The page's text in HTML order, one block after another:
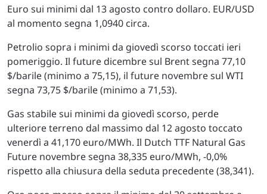
Euro sui minimi dal 13 agosto contro dollaro. EUR/USD
al momento segna 1,0940 circa.
Petrolio sopra i minimi da giovedì scorso toccati ieri
pomeriggio. Il future dicembre sul Brent segna 77,10
$/barile (minimo a 75,15), il future novembre sul WTI
segna 73,75 $/barile (minimo a 71,53).
Gas stabile sui minimi da giovedì scorso, perde
ulteriore terreno dal massimo dal 12 agosto toccato
venerdì a 41,170 euro/MWh. Il Dutch TTF Natural Gas
Future novembre segna 38,335 euro/MWh, -0,0%
rispetto alla chiusura della seduta precedente (38,341).